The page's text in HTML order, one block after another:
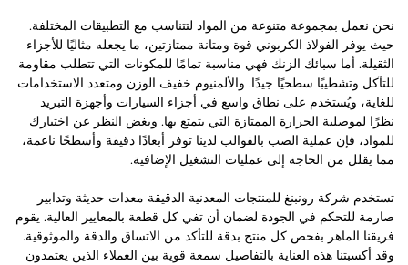
نحن نعمل بمجموعة متنوعة من المواد لتتناسب مع التطبيقات المختلفة.
حيث يوفر الفولاذ الكربوني قوة ومتانة ممتازتين، ما يجعله مثاليًا للأجزاء
الثقيلة. أما سبائك الزنك فهي مناسبة تمامًا للمكونات التي تتطلب مقاومة
للتآكل وتشطيبًا سطحيًا جيدًا. والألمنيوم خفيف الوزن ومتعدد الاستخدامات
للغاية، ويُستخدم على نطاق واسع في أجزاء السيارات وأجهزة التبريد
نظرًا لموصلية الحرارة الممتازة التي يتمتع بها. وبغض النظر عن اختيارك
للمواد، فإن عملية الصب بالقوالب لدينا توفر أبعادًا دقيقة وأسطحًا ناعمة،
مما يقلل من الحاجة إلى عمليات التشغيل الإضافية.
تستخدم شركة رونبنغ للمنتجات المعدنية الدقيقة معدات حديثة وتدابير
صارمة للتحكم في الجودة لضمان أن تفي كل قطعة بالمعايير العالية. يقوم
فريقنا الماهر بفحص كل منتج بدقة للتأكد من الاتساق والدقة والموثوقية.
وقد أكسبتنا هذه العناية بالتفاصيل سمعة قوية بين العملاء الذين يعتمدون